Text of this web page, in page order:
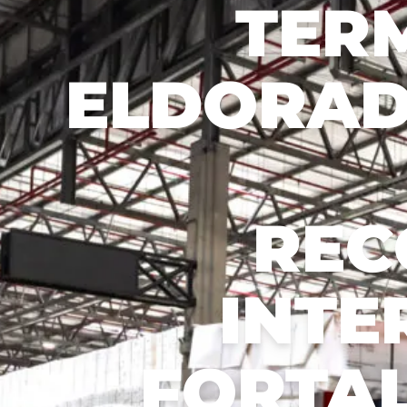
Recusar não essenciais
Salvar